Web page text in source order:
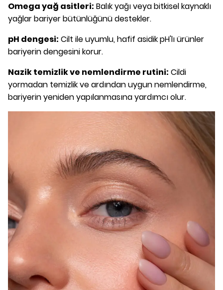
Omega yağ asitleri: Balık yağı veya bitkisel kaynaklı
yağlar bariyer bütünlüğünü destekler.
pH dengesi: Cilt ile uyumlu, hafif asidik pH'lı ürünler
bariyerin dengesini korur.
Nazik temizlik ve nemlendirme rutini: Cildi
yormadan temizlik ve ardından uygun nemlendirme,
bariyerin yeniden yapılanmasına yardımcı olur.